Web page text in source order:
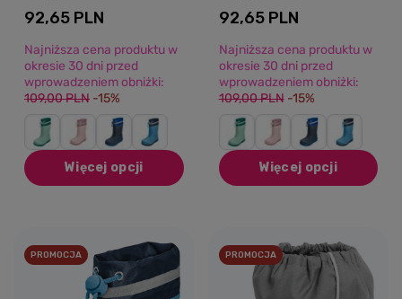
Playshoes
92,65 PLN
Najniższa cena produktu w
okresie 30 dni przed
wprowadzeniem obniżki:
109,00 PLN -15%
Więcej opcji
granatowe, Playshoes
92,65 PLN
Najniższa cena produktu w
okresie 30 dni przed
wprowadzeniem obniżki:
109,00 PLN -15%
Więcej opcji
PROMOCJA PROMOCJA